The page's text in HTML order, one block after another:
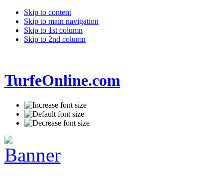
Skip to content
Skip to main navigation
Skip to 1st column
Skip to 2nd column
TurfeOnline.com